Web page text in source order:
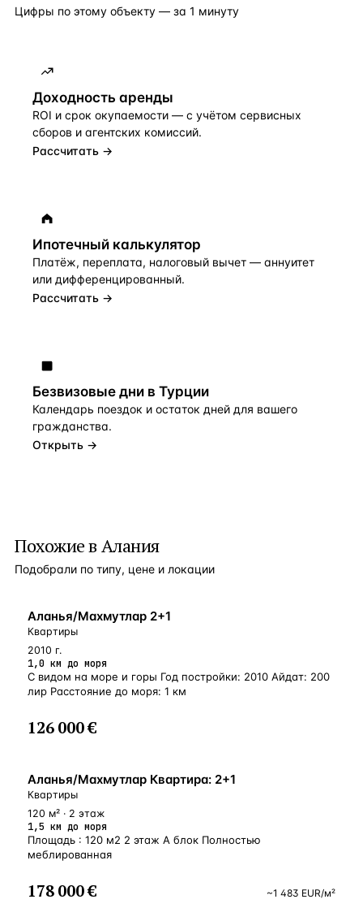
Цифры по этому объекту — за 1 минуту
Доходность аренды
ROI и срок окупаемости — с учётом сервисных
сборов и агентских комиссий.
Рассчитать →
Ипотечный калькулятор
Платёж, переплата, налоговый вычет — аннуитет
или дифференцированный.
Рассчитать →
Безвизовые дни в Турции
Календарь поездок и остаток дней для вашего
гражданства.
Открыть →
Похожие в Алания
Подобрали по типу, цене и локации
БЛИЗКО К МОРЮ
Аланья/Махмутлар 2+1
Квартиры
2010 г.
1,0 км до моря
С видом на море и горы Год постройки: 2010 Айдат: 200
лир Расстояние до моря: 1 км
126 000 €
БЛИЗКО К МОРЮ
Аланья/Махмутлар Квартира: 2+1
Квартиры
120 м² · 2 этаж
1,5 км до моря
Площадь : 120 м2 2 этаж А блок Полностью
меблированная
178 000 € ~1 483 EUR/м²